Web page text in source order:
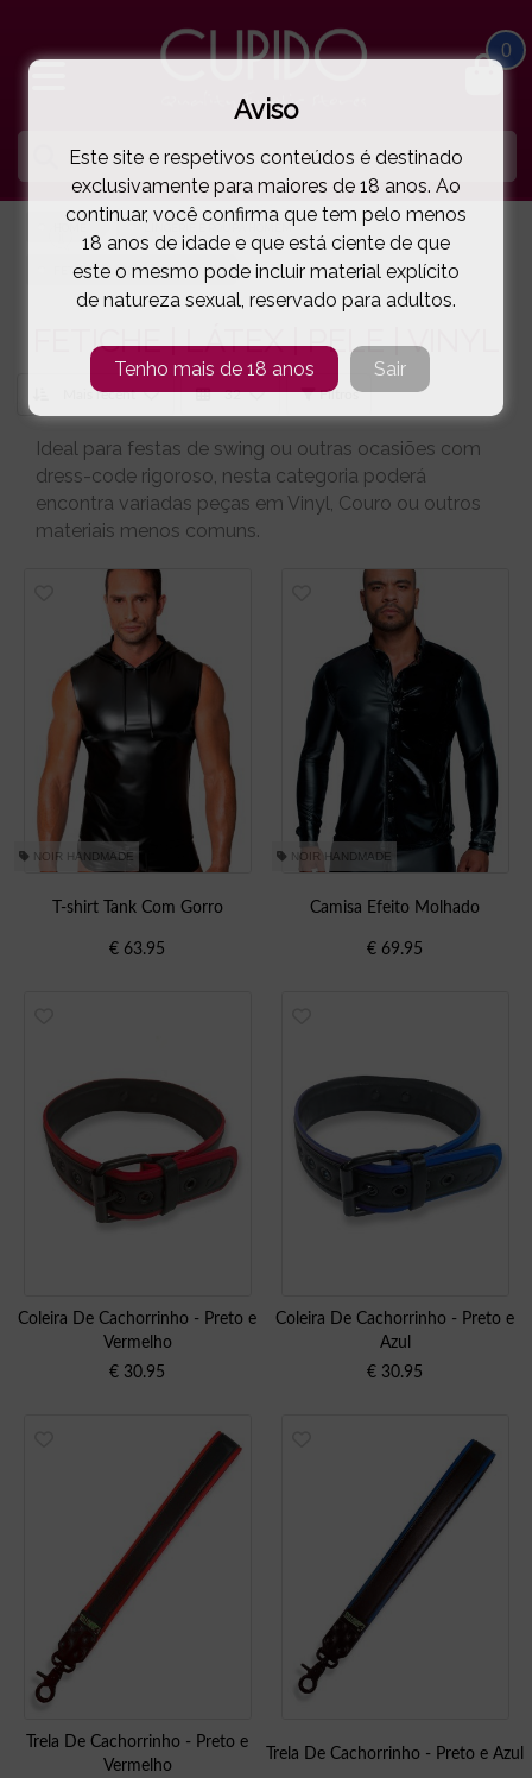
0
LINGERIE E ROUPA HOMEM
FETICHE | LÁTEX | PELE | VINYL
FETICHE | LÁTEX | PELE | VINYL
Filtros
Ideal para festas de swing ou outras ocasiões com
dress-code rigoroso, nesta categoria poderá
encontra variadas peças em Vinyl, Couro ou outros
materiais menos comuns.
NOIR HANDMADE
T-shirt Tank Com Gorro
€ 63.95
NOIR HANDMADE
Camisa Efeito Molhado
€ 69.95
Coleira De Cachorrinho - Preto e
Vermelho
€ 30.95
Coleira De Cachorrinho - Preto e
Azul
€ 30.95
Trela De Cachorrinho - Preto e
Vermelho
Trela De Cachorrinho - Preto e Azul
Aviso
Este site e respetivos conteúdos é destinado
exclusivamente para maiores de 18 anos. Ao
continuar, você confirma que tem pelo menos
18 anos de idade e que está ciente de que
este o mesmo pode incluir material explícito
de natureza sexual, reservado para adultos.
Tenho mais de 18 anos Sair